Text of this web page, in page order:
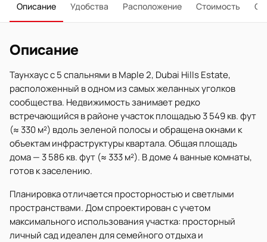
Описание Удобства Расположение Стоимость О
Описание
Таунхаус с 5 спальнями в Maple 2, Dubai Hills Estate,
расположенный в одном из самых желанных уголков
сообщества. Недвижимость занимает редко
встречающийся в районе участок площадью 3 549 кв. фут
(≈ 330 м²) вдоль зеленой полосы и обращена окнами к
объектам инфраструктуры квартала. Общая площадь
дома — 3 586 кв. фут (≈ 333 м²). В доме 4 ванные комнаты,
готов к заселению.
Планировка отличается просторностью и светлыми
пространствами. Дом спроектирован с учетом
максимального использования участка: просторный
личный сад идеален для семейного отдыха и